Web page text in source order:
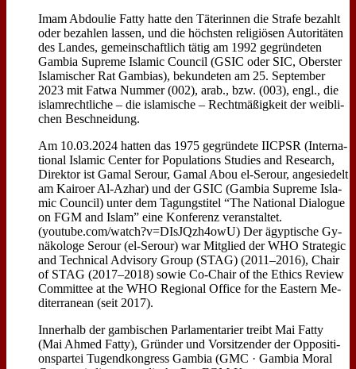
Imam Ab­doulie Fat­ty hat­te den Tä­te­rin­nen die Stra­fe be­zahlt
oder be­zah­len las­sen, und die höch­sten re­li­giö­sen Au­to­ri­tä­ten
des Lan­des, ge­mein­schaft­lich tä­tig am 1992 ge­grün­de­ten
Gam­bia Su­pre­me Is­la­mic Coun­cil (GSIC oder SIC, Ober­ster
Is­la­mi­scher Rat Gam­bi­as), be­kun­de­ten am 25. Sep­tem­ber
2023 mit Fat­wa Num­mer (002), arab., bzw. (003), engl., die
is­lam­recht­li­che – die is­la­mi­sche – Recht­mä­ßig­keit der weib­li­
chen Be­schnei­dung.
Am 10.03.2024 hat­ten das 1975 ge­grün­de­te IICPSR (In­ter­na­
tio­nal Is­la­mic Cen­ter for Po­pu­la­ti­ons Stu­dies and Re­se­arch,
Di­rek­tor ist Gam­al Se­rour, Gam­al Abou el-Se­rour, an­ge­sie­delt
am Kai­ro­er Al-Az­har) und der GSIC (Gam­bia Su­pre­me Is­la­
mic Coun­cil) un­ter dem Ta­gungs­ti­tel “The Na­tio­nal Dia­lo­gue
on FGM and Is­lam” ei­ne Kon­fe­renz ver­an­stal­tet.
(youtube.com/watch?v=DIsJQzh4owU) Der ägyp­ti­sche Gy­
nä­ko­lo­ge Se­rour (el-Se­rour) war Mit­glied der WHO Stra­te­gic
and Tech­ni­cal Ad­vi­so­ry Group (STAG) (2011–2016), Chair
of STAG (2017–2018) so­wie Co-Chair of the Ethics Re­view
Com­mit­tee at the WHO Re­gio­nal Of­fice for the Ea­stern Me­
di­ter­ra­ne­an (seit 2017).
In­ner­halb der gam­bi­schen Par­la­men­ta­ri­er treibt Mai Fat­ty
(Mai Ah­med Fat­ty), Grün­der und Vor­sit­zen­der der Op­po­si­ti­
ons­par­tei Tu­gend­kon­gress Gam­bia (GMC · Gam­bia Mo­ral